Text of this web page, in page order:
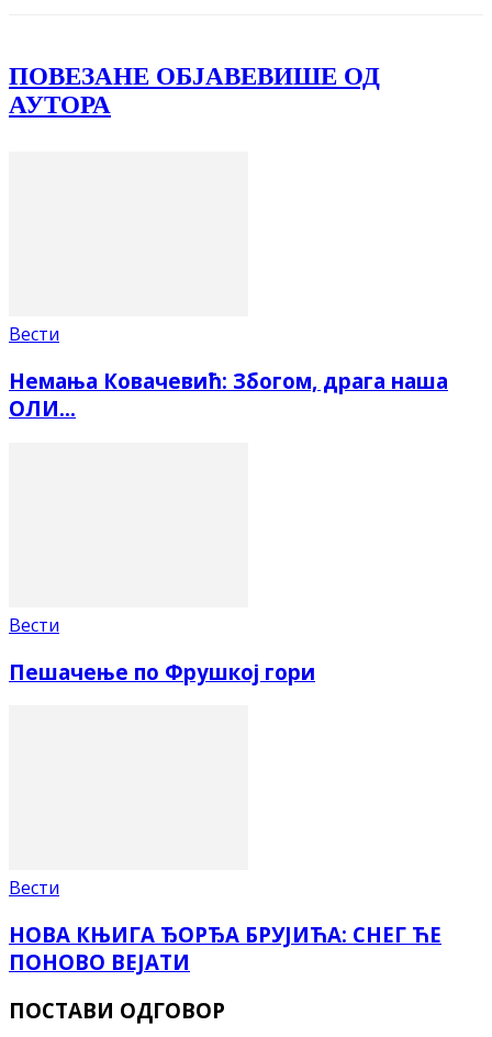
ПОВЕЗАНЕ ОБЈАВЕВИШЕ ОД
АУТОРА
Вести
Немања Ковачевић: Збогом, драга наша
ОЛИ…
Вести
Пешачење по Фрушкој гори
Вести
НОВА КЊИГА ЂОРЂА БРУЈИЋА: СНЕГ ЋЕ
ПОНОВО ВЕЈАТИ
ПОСТАВИ ОДГОВОР